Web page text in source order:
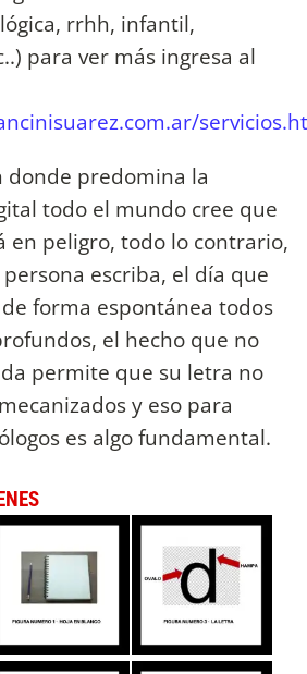
rrhh, infantil,
para ver más ingresa al
donde predomina la
todo el mundo cree que
en peligro, todo lo contrario,
escriba, el día que
forma espontánea todos
el hecho que no
permite que su letra no
y eso para
es algo fundamental.